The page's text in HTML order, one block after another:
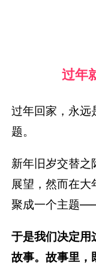
过年
过年回家，永远
题。
新年旧岁交替之
展望，然而在
聚成一个主题
于是我们决定用
故事。故事里